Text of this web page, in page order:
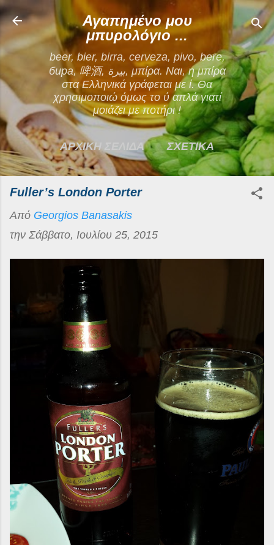
Μετάβαση στο κύριο περιεχόμενο
Αγαπημένο μου
μπυρολόγιο ...
beer, bier, birra, cerveza, pivo, bere,
бира, 啤酒, بيرة, μπίρα. Ναι, η μπίρα
στα Ελληνικά γράφεται με ί. Θα
χρησιμοποιώ όμως το ύ απλά γιατί
μοιάζει με ποτήρι !
ΑΡΧΙΚΗ ΣΕΛΙΔΑ ΣΧΕΤΙΚΑ
ΕΠΙΚΟΙΝΩΝΙΑ
ΟΡΟΙ ΧΡΗΣΗΣ
Fuller’s London Porter
Από Georgios Banasakis
την Σάββατο, Ιουλίου 25, 2015